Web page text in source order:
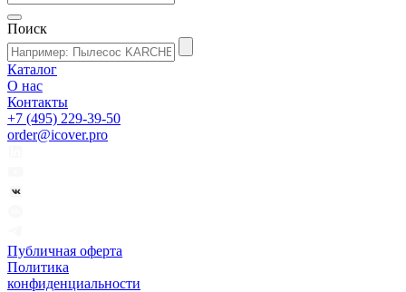
Поиск
Каталог
О нас
Контакты
+7 (495) 229-39-50
order@icover.pro
Публичная оферта
Политика
конфиденциальности